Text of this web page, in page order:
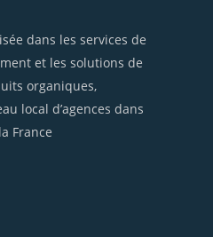
dans les services de
et les solutions de
organiques,
local d’agences dans
France